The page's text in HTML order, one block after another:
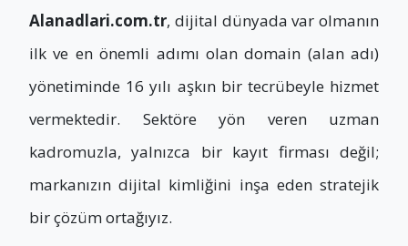
Alanadlari.com.tr, dijital dünyada var olmanın
ilk ve en önemli adımı olan domain (alan adı)
yönetiminde 16 yılı aşkın bir tecrübeyle hizmet
vermektedir. Sektöre yön veren uzman
kadromuzla, yalnızca bir kayıt firması değil;
markanızın dijital kimliğini inşa eden stratejik
bir çözüm ortağıyız.